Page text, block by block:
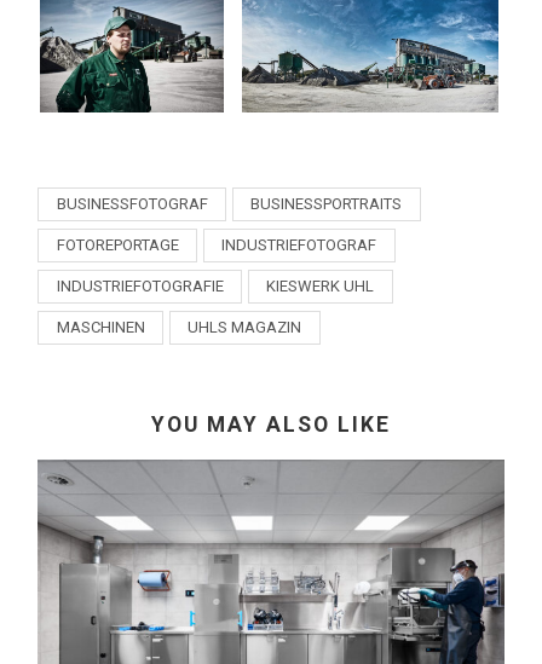
BUSINESSFOTOGRAF BUSINESSPORTRAITS
FOTOREPORTAGE INDUSTRIEFOTOGRAF
INDUSTRIEFOTOGRAFIE KIESWERK UHL
MASCHINEN UHLS MAGAZIN
YOU MAY ALSO LIKE